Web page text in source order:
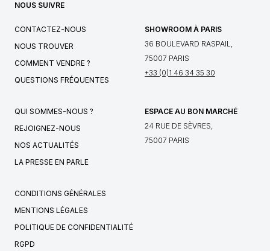
NOUS SUIVRE
CONTACTEZ-NOUS
NOUS TROUVER
COMMENT VENDRE ?
QUESTIONS FRÉQUENTES
SHOWROOM À PARIS
36 BOULEVARD RASPAIL,
75007 PARIS
+33 (0)1 46 34 35 30
QUI SOMMES-NOUS ?
REJOIGNEZ-NOUS
NOS ACTUALITÉS
LA PRESSE EN PARLE
ESPACE AU BON MARCHÉ
24 RUE DE SÈVRES,
75007 PARIS
CONDITIONS GÉNÉRALES
MENTIONS LÉGALES
POLITIQUE DE CONFIDENTIALITÉ
RGPD